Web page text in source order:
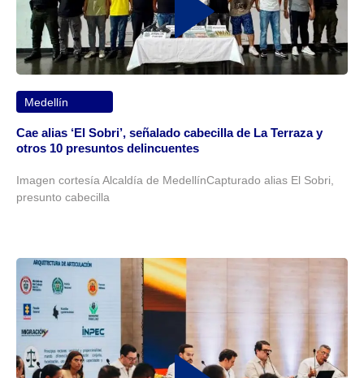
Medellín
Cae alias ‘El Sobri’, señalado cabecilla de La Terraza y
otros 10 presuntos delincuentes
Imagen cortesía Alcaldía de MedellínCapturado alias El Sobri,
presunto cabecilla